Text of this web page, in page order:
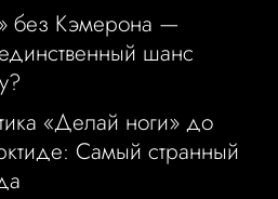
без Кэмерона —
шанс
«Делай ноги» до
Самый странный